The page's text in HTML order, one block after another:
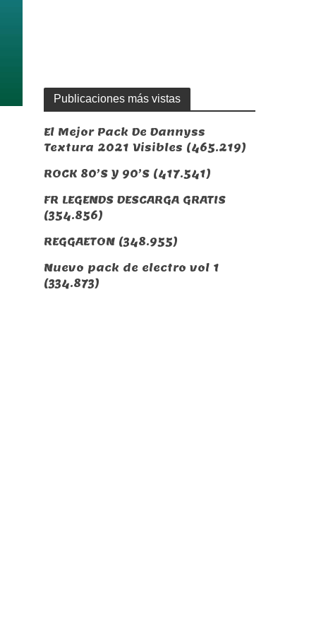
Publicaciones más vistas
El Mejor Pack De Dannyss
Textura 2021 Visibles (465.219)
ROCK 80’S Y 90’S (417.541)
FR LEGENDS DESCARGA GRATIS
(354.856)
REGGAETON (348.955)
Nuevo pack de electro vol 1
(334.873)